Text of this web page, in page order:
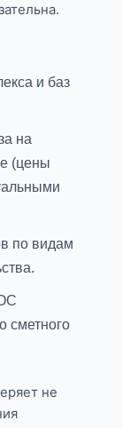
и баз
на
(цены
по видам
сметного
не